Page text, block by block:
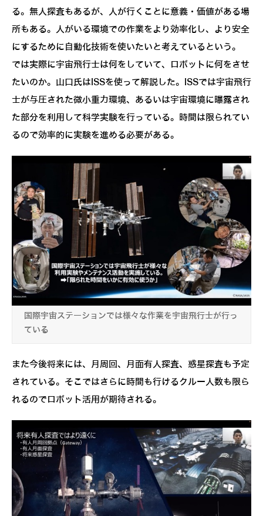
る。無人探査もあるが、人が行くことに意義・価値がある場
所もある。人がいる環境での作業をより効率化し、より安全
にするために自動化技術を使いたいと考えているという。
では実際に宇宙飛行士は何をしていて、ロボットに何をさせ
たいのか。山口氏はISSを使って解説した。ISSでは宇宙飛行
士が与圧された微小重力環境、あるいは宇宙環境に曝露され
た部分を利用して科学実験を行っている。時間は限られてい
るので効率的に実験を進める必要がある。
国際宇宙ステーションでは様々な作業を宇宙飛行士が行っ
ている
また今後将来には、月周回、月面有人探査、惑星探査も予定
されている。そこではさらに時間も行けるクルー人数も限ら
れるのでロボット活用が期待される。